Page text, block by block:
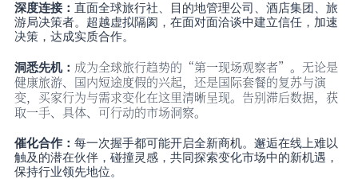
深度连接： 直面全球旅行社、目的地管理公司、酒店集团、旅
游局决策者。超越虚拟隔阂，在面对面洽谈中建立信任，加速
决策，达成实质合作。
洞悉先机： 成为全球旅行趋势的 “第一现场观察者”。无论是
健康旅游、国内短途度假的兴起，还是国际套餐的复苏与演
变，买家行为与需求变化在这里清晰呈现。告别滞后数据，获
取一手、具体、可行动的市场洞察。
催化合作： 每一次握手都可能开启全新商机。邂逅在线上难以
触及的潜在伙伴，碰撞灵感，共同探索变化市场中的新机遇，
保持行业领先地位。